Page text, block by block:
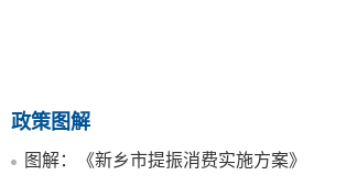
政策图解
图解：《新乡市提振消费实施方案》